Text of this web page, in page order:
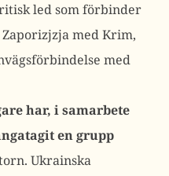
led som förbinder
med Krim,
med
har, i samarbete
en grupp
Ukrainska